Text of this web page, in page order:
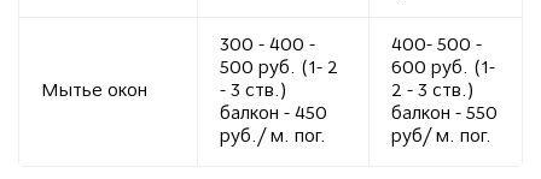
Мытье окон
300 - 400 -
500 руб. (1- 2
- 3 ств.)
балкон - 450
руб./ м. пог.
400- 500 -
600 руб. (1-
2 - 3 ств.)
балкон - 550
руб/ м. пог.